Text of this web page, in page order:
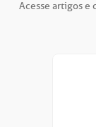
Acesse artigos e